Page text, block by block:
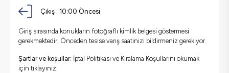
Çıkış : 10:00 Öncesi
Giriş sırasında konukların fotoğraflı kimlik belgesi göstermesi
gerekmektedir. Önceden tesise varış saatinizi bildirmeniz gerekiyor.
Şartlar ve koşullar: İptal Politikası ve Kiralama Koşullarını okumak
için tıklayınız.